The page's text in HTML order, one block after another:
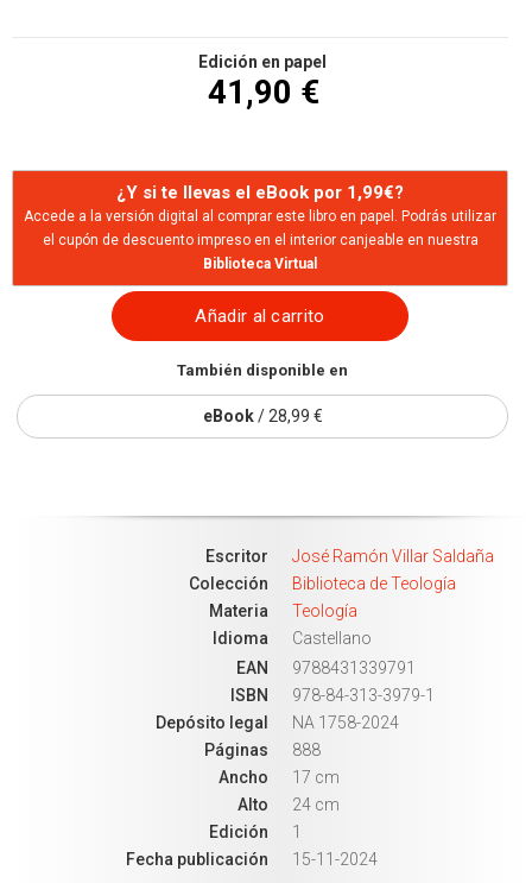
Edición en papel
41,90 €
¿Y si te llevas el eBook por 1,99€?
Accede a la versión digital al comprar este libro en papel. Podrás utilizar
el cupón de descuento impreso en el interior canjeable en nuestra
Biblioteca Virtual
Añadir al carrito
También disponible en
eBook/ 28,99 €
Escritor
José Ramón Villar Saldaña
Colección
Biblioteca de Teología
Materia
Teología
Idioma
Castellano
EAN
9788431339791
ISBN
978-84-313-3979-1
Depósito legal
NA 1758-2024
Páginas
888
Ancho
17 cm
Alto
24 cm
Edición
1
Fecha publicación
15-11-2024